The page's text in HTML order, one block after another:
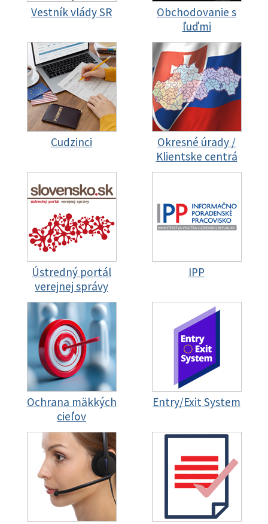
Vestník vlády SR
Obchodovanie s
ľuďmi
Cudzinci
Okresné úrady /
Klientske centrá
Ústredný portál
verejnej správy
IPP
Ochrana mäkkých
cieľov
Entry/Exit System